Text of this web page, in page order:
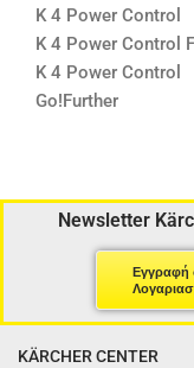
K 4 Power Control
K 4 Power Control
K 4 Power Control
Go!Further
Newsletter
Εγγραφή
KÄRCHER CENTER